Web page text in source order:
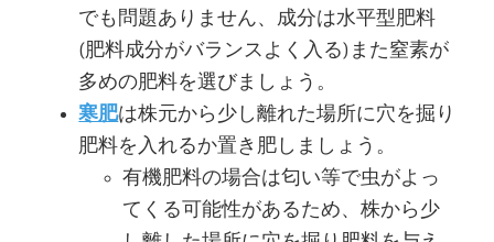
でも問題ありません、成分は水平型肥料
(肥料成分がバランスよく入る)また窒素が
多めの肥料を選びましょう。
寒肥は株元から少し離れた場所に穴を掘り
肥料を入れるか置き肥しましょう。
有機肥料の場合は匂い等で虫がよっ
てくる可能性があるため、株から少